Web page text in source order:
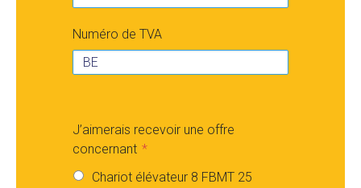
Numéro de TVA
J’aimerais recevoir une offre
concernant
Chariot élévateur 8 FBMT 25